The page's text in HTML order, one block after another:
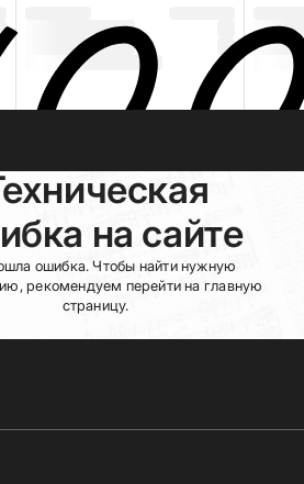
на сайте
ошибка. Чтобы найти нужную
рекомендуем перейти на главную
страницу.